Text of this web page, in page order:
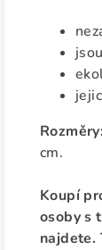
cm.
Koupí
osoby s
najdete.